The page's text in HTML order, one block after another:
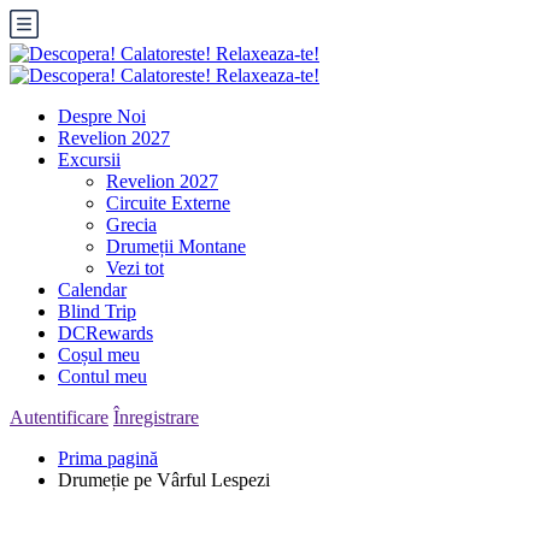
Despre Noi
Revelion 2027
Excursii
Revelion 2027
Circuite Externe
Grecia
Drumeții Montane
Vezi tot
Calendar
Blind Trip
DCRewards
Coșul meu
Contul meu
Autentificare Înregistrare
Prima pagină
Drumeție pe Vârful Lespezi